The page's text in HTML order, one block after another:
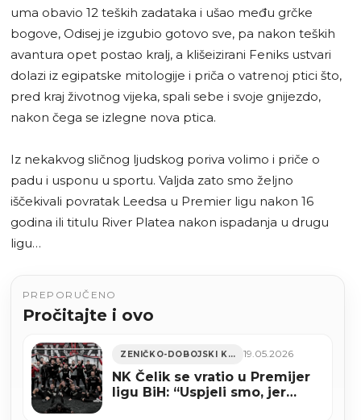
uma obavio 12 teških zadataka i ušao među grčke
bogove, Odisej je izgubio gotovo sve, pa nakon teških
avantura opet postao kralj, a klišeizirani Feniks ustvari
dolazi iz egipatske mitologije i priča o vatrenoj ptici što,
pred kraj životnog vijeka, spali sebe i svoje gnijezdo,
nakon čega se izlegne nova ptica.
Iz nekakvog sličnog ljudskog poriva volimo i priče o
padu i usponu u sportu. Valjda zato smo željno
iščekivali povratak Leedsa u Premier ligu nakon 16
godina ili titulu River Platea nakon ispadanja u drugu
ligu…
PREPORUČENO
Pročitajte i ovo
ZENIČKO-DOBOJSKI KANTON 19.05.2026
NK Čelik se vratio u Premijer
ligu BiH: “Uspjeli smo, jer